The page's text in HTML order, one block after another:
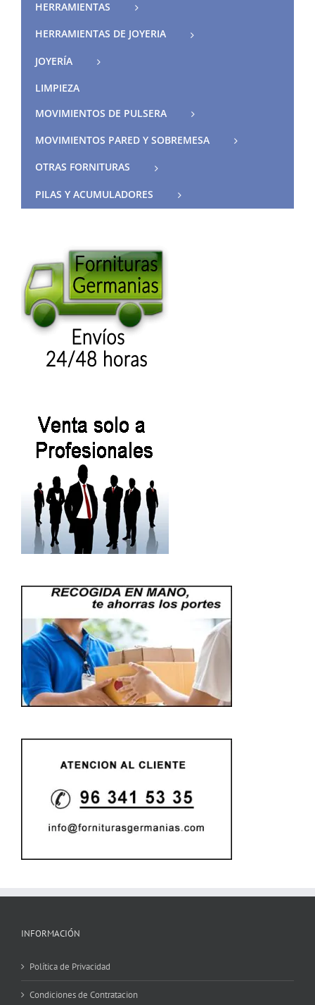
HERRAMIENTAS
HERRAMIENTAS DE JOYERIA
JOYERÍA
LIMPIEZA
MOVIMIENTOS DE PULSERA
MOVIMIENTOS PARED Y SOBREMESA
OTRAS FORNITURAS
PILAS Y ACUMULADORES
INFORMACIÓN
Política de Privacidad
Condiciones de Contratacion